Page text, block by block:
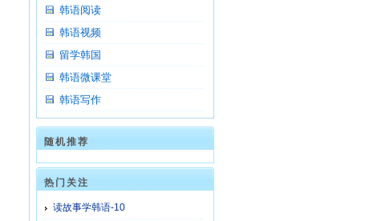
韩语阅读
韩语视频
留学韩国
韩语微课堂
韩语写作
随机推荐
热门关注
读故事学韩语-10